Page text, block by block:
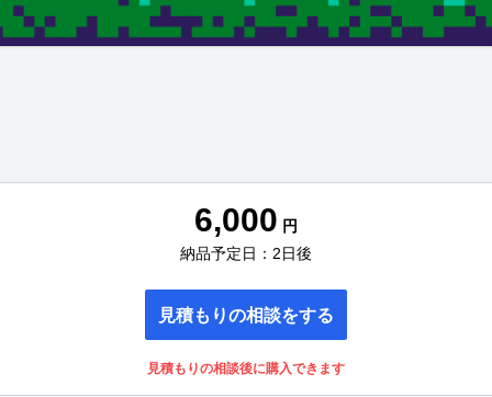
6,000 円
納品予定日：2日後
見積もりの相談をする
見積もりの相談後に購入できます